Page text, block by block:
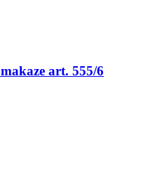
art. 555/6